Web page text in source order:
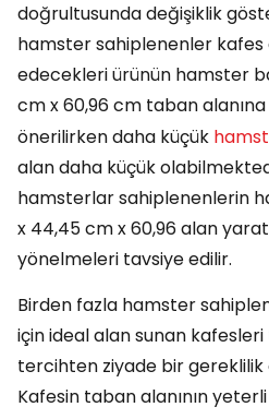
doğrultusunda değişiklik
hamster sahiplenenler
edecekleri ürünün hamster
cm x 60,96 cm taban alanına
önerilirken daha küçük
alan daha küçük
hamsterlar sahiplenenlerin
x 44,45 cm x 60,96 alan
yönelmeleri tavsiye edilir.
Birden fazla hamster
için ideal alan sunan
tercihten ziyade bir gereklilik
Kafesin taban alanının